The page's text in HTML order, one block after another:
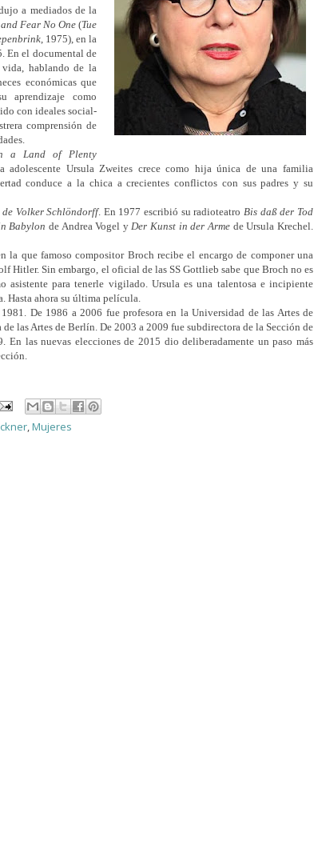
a mediados de la
Fear No One(Tue
, 1975), en la
En el documental de
hablando de la
económicas que
aprendizaje como
con ideales social-
comprensión de
a Land of Plenty
adolescente Ursula Zweites crece como hija única de una familia
conduce a la chica a crecientes conflictos con sus padres y su
de Volker Schlöndorff. En 1977 escribió su radioteatro Bis daß der Tod
Babylon de Andrea Vogel y Der Kunst in der Arme de Ursula Krechel.
la que famoso compositor Broch recibe el encargo de componer una
Hitler. Sin embargo, el oficial de las SS Gottlieb sabe que Broch no es
asistente para tenerle vigilado. Ursula es una talentosa e incipiente
Hasta ahora su última película.
De 1986 a 2006 fue profesora en la Universidad de las Artes de
las Artes de Berlín. De 2003 a 2009 fue subdirectora de la Sección de
las nuevas elecciones de 2015 dio deliberadamente un paso más
,Mujeres